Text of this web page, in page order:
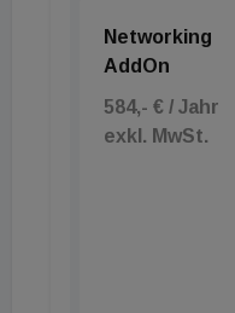
Networking
AddOn
584,- € / Jahr
exkl. MwSt.